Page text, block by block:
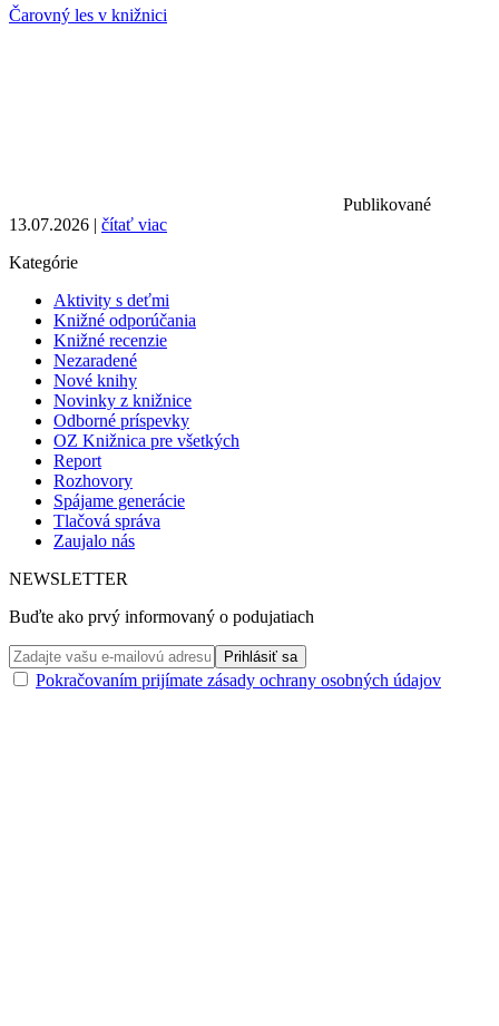
Čarovný les v knižnici
Publikované
13.07.2026 | čítať viac
Kategórie
Aktivity s deťmi
Knižné odporúčania
Knižné recenzie
Nezaradené
Nové knihy
Novinky z knižnice
Odborné príspevky
OZ Knižnica pre všetkých
Report
Rozhovory
Spájame generácie
Tlačová správa
Zaujalo nás
NEWSLETTER
Buďte ako prvý informovaný o podujatiach
Pokračovaním prijímate zásady ochrany osobných údajov